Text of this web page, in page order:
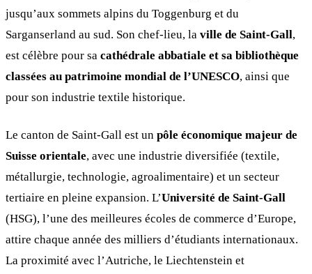
jusqu’aux sommets alpins du Toggenburg et du
Sarganserland au sud. Son chef-lieu, la ville de Saint-Gall,
est célèbre pour sa cathédrale abbatiale et sa bibliothèque
classées au patrimoine mondial de l’UNESCO, ainsi que
pour son industrie textile historique.
Le canton de Saint-Gall est un pôle économique majeur de
Suisse orientale, avec une industrie diversifiée (textile,
métallurgie, technologie, agroalimentaire) et un secteur
tertiaire en pleine expansion. L’Université de Saint-Gall
(HSG), l’une des meilleures écoles de commerce d’Europe,
attire chaque année des milliers d’étudiants internationaux.
La proximité avec l’Autriche, le Liechtenstein et